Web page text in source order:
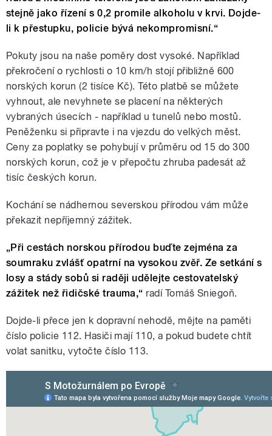
stejně jako řízení s 0,2 promile alkoholu v krvi. Dojde-
li k přestupku, policie bývá nekompromisní.“
Pokuty jsou na naše poměry dost vysoké. Například
překročení o rychlosti o 10 km/h stojí přibližně 600
norských korun (2 tisíce Kč). Této platbě se můžete
vyhnout, ale nevyhnete se placení na některých
vybraných úsecích - například u tunelů nebo mostů.
Peněženku si připravte i na vjezdu do velkých měst.
Ceny za poplatky se pohybují v průměru od 15 do 300
norských korun, což je v přepočtu zhruba padesát až
tisíc českých korun.
Kochání se nádhernou severskou přírodou vám může
překazit nepříjemný zážitek.
„Při cestách norskou přírodou buďte zejména za
soumraku zvlášť opatrní na vysokou zvěř. Ze setkání s
losy a stády sobů si raději udělejte cestovatelský
zážitek než řidičské trauma,“ radí Tomáš Sniegoň.
Dojde-li přece jen k dopravní nehodě, mějte na paměti
číslo policie 112. Hasiči mají 110, a pokud budete chtít
volat sanitku, vytočte číslo 113.